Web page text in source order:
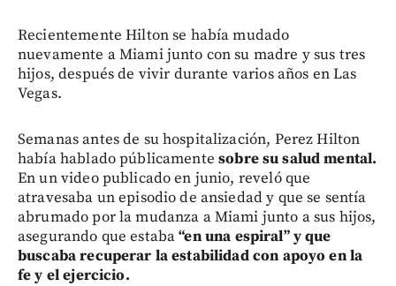
Recientemente Hilton se había mudado
nuevamente a Miami junto con su madre y sus tres
hijos, después de vivir durante varios años en Las
Vegas.
Semanas antes de su hospitalización, Perez Hilton
había hablado públicamentesobre su salud mental.
En un video publicado en junio, reveló que
atravesaba un episodio de ansiedad y que se sentía
abrumado por la mudanza a Miami junto a sus hijos,
asegurando que estaba“en una espiral” y que
buscaba recuperar la estabilidad con apoyo en la
fe y el ejercicio.